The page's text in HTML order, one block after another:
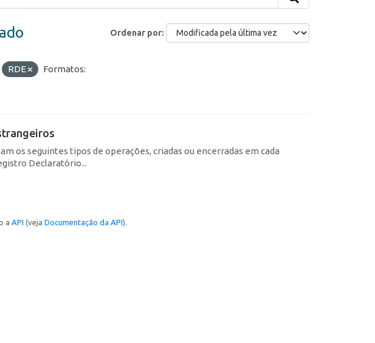
Ordenar por
RDE
Formatos:
os seguintes tipos de operações, criadas ou encerradas em cada
Declaratório...
a API (veja Documentação da API).